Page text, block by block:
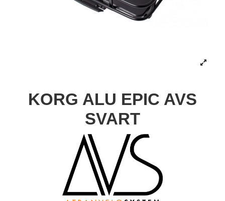
KORG ALU EPIC AVS
SVART